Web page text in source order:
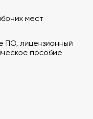
мест
ПО, лицензионный
пособие